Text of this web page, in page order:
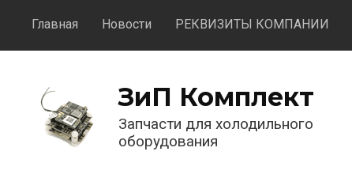
Главная Новости РЕКВИЗИТЫ КОМПАНИИ
ЗиП Комплект
Запчасти для холодильного
оборудования